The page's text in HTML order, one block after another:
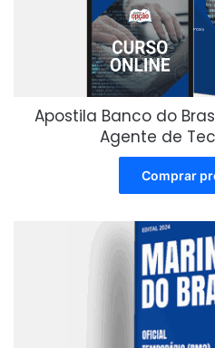
Apostila Banco do
Agente de
Comprar